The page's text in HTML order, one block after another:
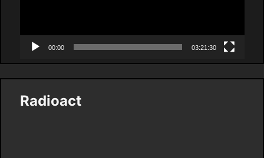
00:00 03:21:30
Radioact